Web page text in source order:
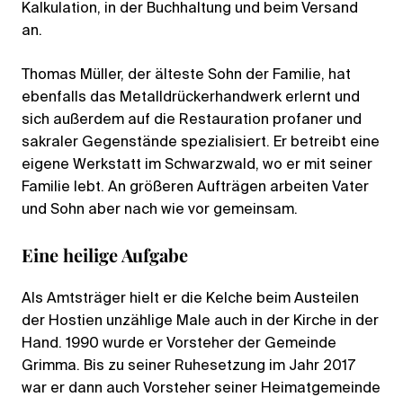
Kalkulation, in der Buchhaltung und beim Versand
an.
Thomas Müller, der älteste Sohn der Familie, hat
ebenfalls das Metalldrückerhandwerk erlernt und
sich außerdem auf die Restauration profaner und
sakraler Gegenstände spezialisiert. Er betreibt eine
eigene Werkstatt im Schwarzwald, wo er mit seiner
Familie lebt. An größeren Aufträgen arbeiten Vater
und Sohn aber nach wie vor gemeinsam.
Eine heilige Aufgabe
Als Amtsträger hielt er die Kelche beim Austeilen
der Hostien unzählige Male auch in der Kirche in der
Hand. 1990 wurde er Vorsteher der Gemeinde
Grimma. Bis zu seiner Ruhesetzung im Jahr 2017
war er dann auch Vorsteher seiner Heimatgemeinde